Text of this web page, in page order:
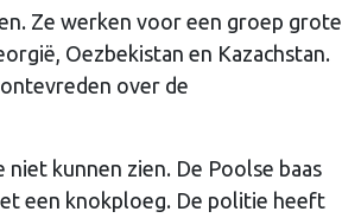
Ze werken voor een groep grote
Oezbekistan en Kazachstan.
over de
kunnen zien. De Poolse baas
een knokploeg. De politie heeft